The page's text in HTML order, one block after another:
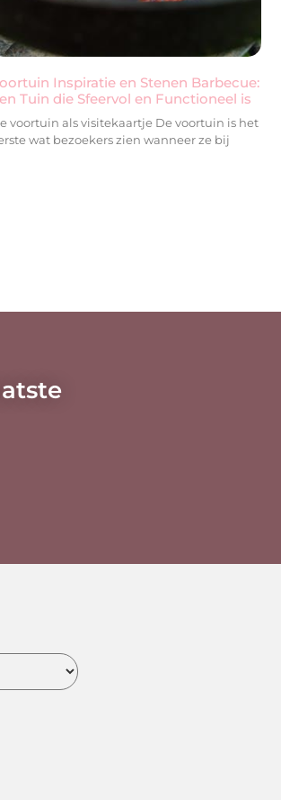
Inspiratie en Stenen Barbecue:
Tuin die Sfeervol en Functioneel is
voortuin als visitekaartje De voortuin is het
wat bezoekers zien wanneer ze bij